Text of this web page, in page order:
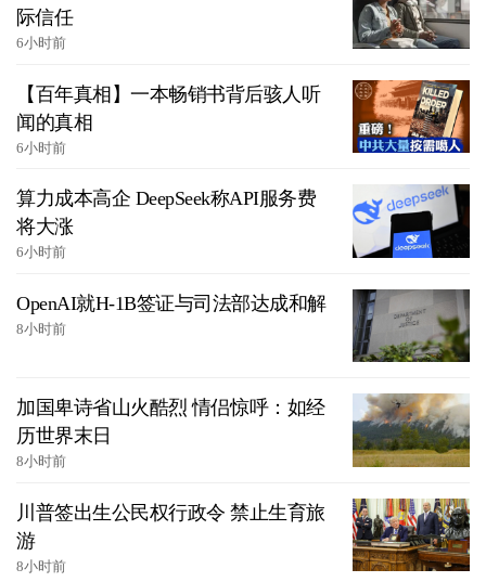
际信任
6小时前
【百年真相】一本畅销书背后骇人听
闻的真相
6小时前
算力成本高企 DeepSeek称API服务费
将大涨
6小时前
OpenAI就H-1B签证与司法部达成和解
8小时前
加国卑诗省山火酷烈 情侣惊呼：如经
历世界末日
8小时前
川普签出生公民权行政令 禁止生育旅
游
8小时前